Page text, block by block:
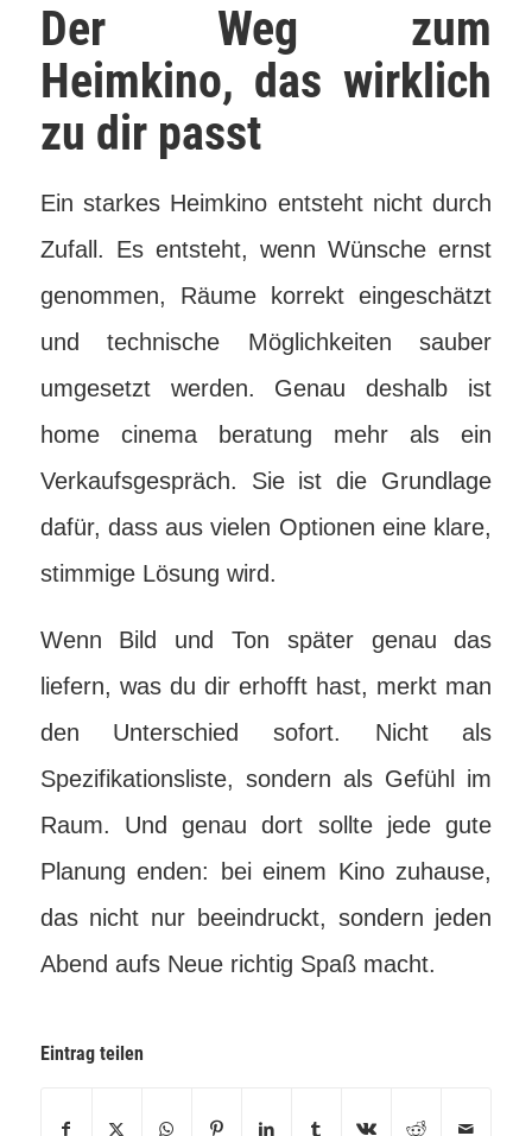
Der Weg zum
Heimkino, das wirklich
zu dir passt
Ein starkes Heimkino entsteht nicht durch
Zufall. Es entsteht, wenn Wünsche ernst
genommen, Räume korrekt eingeschätzt
und technische Möglichkeiten sauber
umgesetzt werden. Genau deshalb ist
home cinema beratung mehr als ein
Verkaufsgespräch. Sie ist die Grundlage
dafür, dass aus vielen Optionen eine klare,
stimmige Lösung wird.
Wenn Bild und Ton später genau das
liefern, was du dir erhofft hast, merkt man
den Unterschied sofort. Nicht als
Spezifikationsliste, sondern als Gefühl im
Raum. Und genau dort sollte jede gute
Planung enden: bei einem Kino zuhause,
das nicht nur beeindruckt, sondern jeden
Abend aufs Neue richtig Spaß macht.
Eintrag teilen